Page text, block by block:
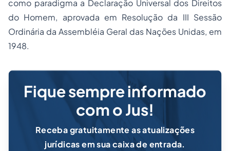
como paradigma a Declaração Universal dos Direitos
do Homem, aprovada em Resolução da III Sessão
Ordinária da Assembléia Geral das Nações Unidas, em
1948.
Fique sempre informado
com o Jus!
Receba gratuitamente as atualizações
jurídicas em sua caixa de entrada.